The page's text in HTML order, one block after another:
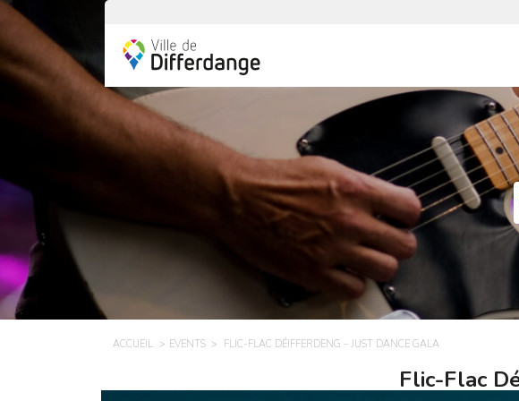
ACCUEIL EVENTS FLIC-FLAC DÉIFFERDENG – JUST DANCE GALA
Flic-Flac